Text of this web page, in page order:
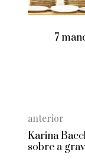
7
anterior
Karina
sobre a